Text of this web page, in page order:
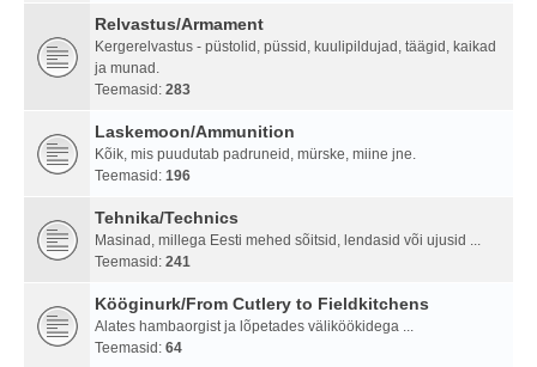
Relvastus/Armament
Kergerelvastus - püstolid, püssid, kuulipildujad, täägid, kaikad
ja munad.
Teemasid: 283
Laskemoon/Ammunition
Kõik, mis puudutab padruneid, mürske, miine jne.
Teemasid: 196
Tehnika/Technics
Masinad, millega Eesti mehed sõitsid, lendasid või ujusid ...
Teemasid: 241
Kööginurk/From Cutlery to Fieldkitchens
Alates hambaorgist ja lõpetades väliköökidega ...
Teemasid: 64